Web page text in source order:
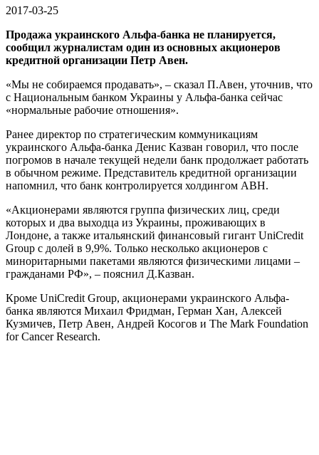
чтения
2017-03-25
Продажа украинского Альфа-банка не планируется,
сообщил журналистам один из основных акционеров
кредитной организации Петр Авен.
«Мы не собираемся продавать», – сказал П.Авен, уточнив, что
с Национальным банком Украины у Альфа-банка сейчас
«нормальные рабочие отношения».
Ранее директор по стратегическим коммуникациям
украинского Альфа-банка Денис Казван говорил, что после
погромов в начале текущей недели банк продолжает работать
в обычном режиме. Представитель кредитной организации
напомнил, что банк контролируется холдингом ABH.
«Акционерами являются группа физических лиц, среди
которых и два выходца из Украины, проживающих в
Лондоне, а также итальянский финансовый гигант UniCredit
Group с долей в 9,9%. Только несколько акционеров с
миноритарными пакетами являются физическими лицами –
гражданами РФ», – пояснил Д.Казван.
Кроме UniCredit Group, акционерами украинского Альфа-
банка являются Михаил Фридман, Герман Хан, Алексей
Кузмичев, Петр Авен, Андрей Косогов и The Mark Foundation
for Cancer Research.